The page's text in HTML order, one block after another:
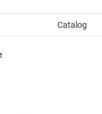
Catalog